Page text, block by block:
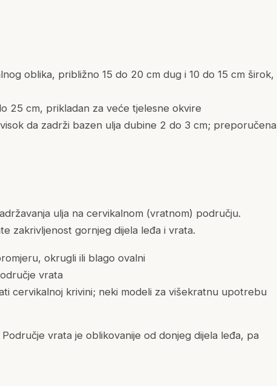
oblika, približno 15 do 20 cm dug i 10 do 15 cm širok,
25 cm, prikladan za veće tjelesne okvire
da zadrži bazen ulja dubine 2 do 3 cm; preporučena
ulja na cervikalnom (vratnom) području.
zakrivljenost gornjeg dijela leđa i vrata.
okrugli ili blago ovalni
vrata
cervikalnoj krivini; neki modeli za višekratnu upotrebu
vrata je oblikovanije od donjeg dijela leđa, pa